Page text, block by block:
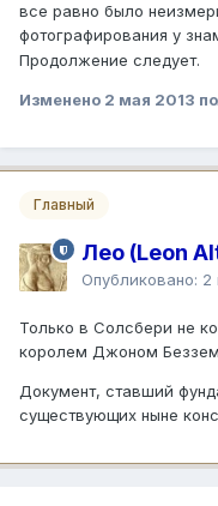
все равно было
фотографирования у
Продолжение следует.
Изменено 2 мая 2013
Главный
Лео (Leon
Опубликовано: 2
Только в Солсбери не
королем Джоном
Документ, ставший
существующих ныне